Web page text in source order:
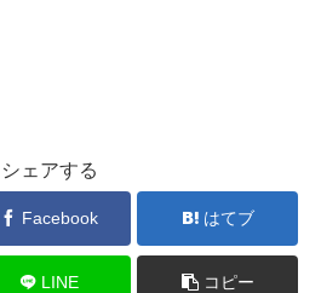
シェアする
Facebook はてブ
LINE コピー